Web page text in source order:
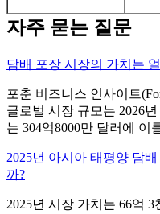
자주 묻는 질문
담배 포장 시장의 가치는
포춘 비즈니스 인사이트
글로벌 시장 규모는 2026
는 304억8000만 달러에 이
2025년 아시아 태평양 담
까?
2025년 시장 가치는 66억